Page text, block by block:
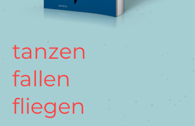
tanzen
fallen
fliegen